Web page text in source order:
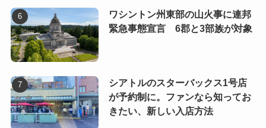
ワシントン州東部の山火事に連邦
緊急事態宣言 6郡と3部族が対象
シアトルのスターバックス1号店
が予約制に。ファンなら知ってお
きたい、新しい入店方法